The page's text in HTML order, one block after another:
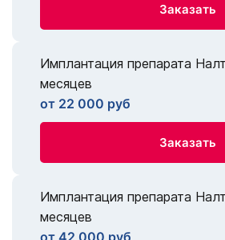
Заказать
Имплантация препарата
месяцев
от 22 000 руб
Заказать
Имплантация препарата
месяцев
от 42 000 руб